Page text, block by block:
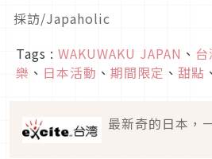
採訪/Japaholic
Tags : WAKUWAKU JAPAN 、
樂 、 日本活動 、 期間限定 、 甜點 、
最新奇的日本，